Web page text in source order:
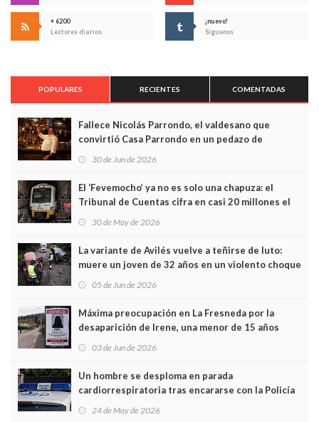
+ 6200
Lectores diarios
¡nuevo!
Síguenos
POPULARES RECIENTES COMENTADAS
Fallece Nicolás Parrondo, el valdesano que
convirtió Casa Parrondo en un pedazo de
Asturias en Madrid
30 de Jun de 2026
El ‘Fevemocho’ ya no es solo una chapuza: el
Tribunal de Cuentas cifra en casi 20 millones el
sobrecoste de los trenes que no cabían por los
30 de May de 2026
La variante de Avilés vuelve a teñirse de luto:
muere un joven de 32 años en un violento choque
frontal
05 de Jun de 2026
Máxima preocupación en La Fresneda por la
desaparición de Irene, una menor de 15 años
03 de Jun de 2026
Un hombre se desploma en parada
cardiorrespiratoria tras encararse con la Policía
Local en Luanco
24 de May de 2026